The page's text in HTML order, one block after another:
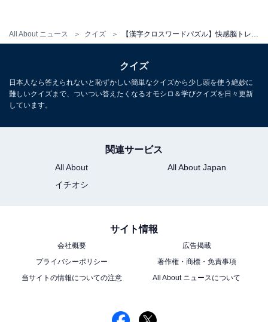
All About ニュース クイズ
クイズ
日本人なら答えられないと恥ずかしい簡単なクイズから少し頭を使う絶妙に
難しいクイズまで、ついつい答えたくなるオモシロ＆学びクイズを日々更新
しています。
関連サービス
All About
All About Japan
イチオシ
サイト情報
会社概要
広告掲載
プライバシーポリシー
著作権・商標・免責事項
当サイトの情報についての注意
All About ニュースについて